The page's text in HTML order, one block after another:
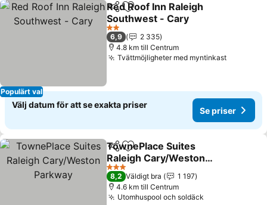
Populärt val
Dela Lägg till i Mina Favoriter
Red Roof Inn Raleigh
Southwest - Cary
Se priser
2 Stjärnor
6,9
2 335
4.8 km till Centrum
Tvättmöjligheter med myntinkastSe priser
Välj datum för att se exakta priser
Se priser
Dela Lägg till i Mina Favoriter
TownePlace Suites
Raleigh Cary/Weston
Parkway
Se priser
3 Stjärnor
8,2 Väldigt bra
1 197
4.6 km till Centrum
Utomhuspool och soldäck